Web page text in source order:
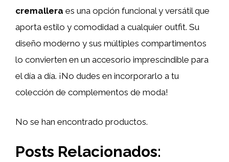
cremallera es una opción funcional y versátil que
aporta estilo y comodidad a cualquier outfit. Su
diseño moderno y sus múltiples compartimentos
lo convierten en un accesorio imprescindible para
el día a día. ¡No dudes en incorporarlo a tu
colección de complementos de moda!
No se han encontrado productos.
Posts Relacionados: